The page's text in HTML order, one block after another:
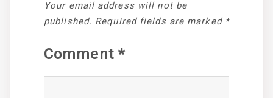
Your email address will not be
published. Required fields are marked *
Comment *